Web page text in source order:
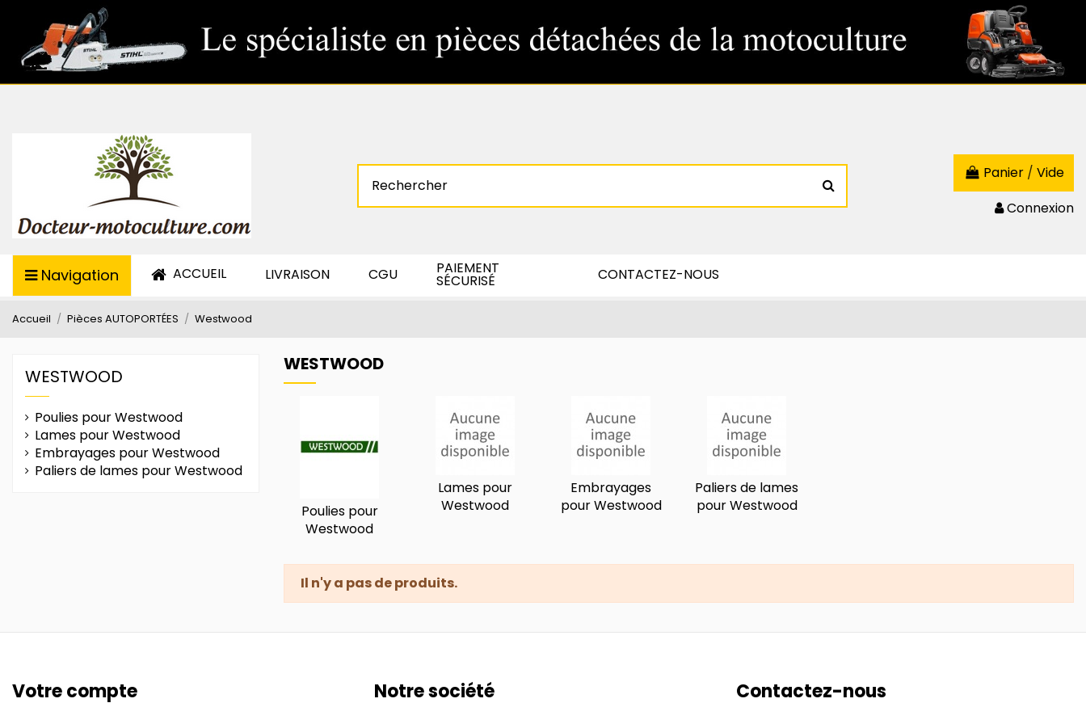
Panier / Vide
Connexion
Navigation ACCUEIL LIVRAISON CGU PAIEMENT
SÉCURISÉ CONTACTEZ-NOUS
Accueil Pièces AUTOPORTÉES Westwood
WESTWOOD
Poulies pour
Westwood
Lames pour
Westwood
Embrayages
pour Westwood
Paliers de lames
pour Westwood
Il n'y a pas de produits.
WESTWOOD
Poulies pour Westwood
Lames pour Westwood
Embrayages pour Westwood
Paliers de lames pour Westwood
Votre compte Notre société Contactez-nous